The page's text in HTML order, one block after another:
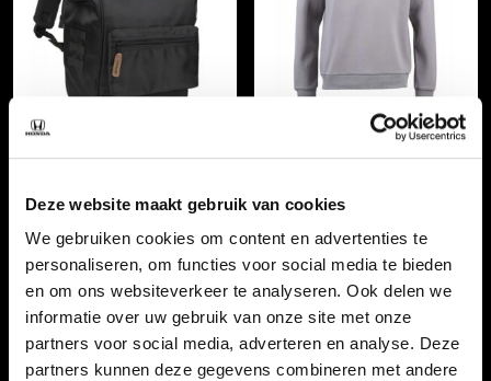
Deze website maakt gebruik van cookies
We gebruiken cookies om content en advertenties te
personaliseren, om functies voor social media te bieden
en om ons websiteverkeer te analyseren. Ook delen we
informatie over uw gebruik van onze site met onze
partners voor social media, adverteren en analyse. Deze
partners kunnen deze gegevens combineren met andere
69,95
Toevoegen aan winkelwagen
€79,95
Dit
product
heeft
meerdere